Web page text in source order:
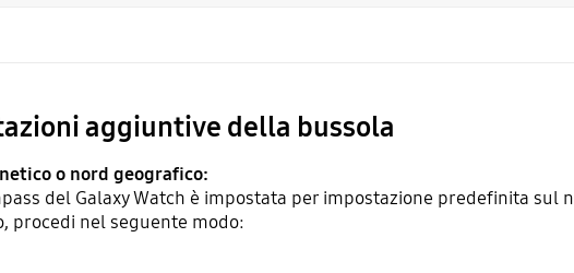
aggiuntive della bussola
o nord geografico:
del Galaxy Watch è impostata per impostazione predefinita
procedi nel seguente modo: